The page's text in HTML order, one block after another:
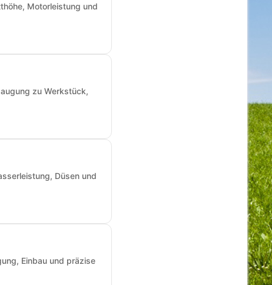
Motorleistung und
zu Werkstück,
Düsen und
Einbau und präzise